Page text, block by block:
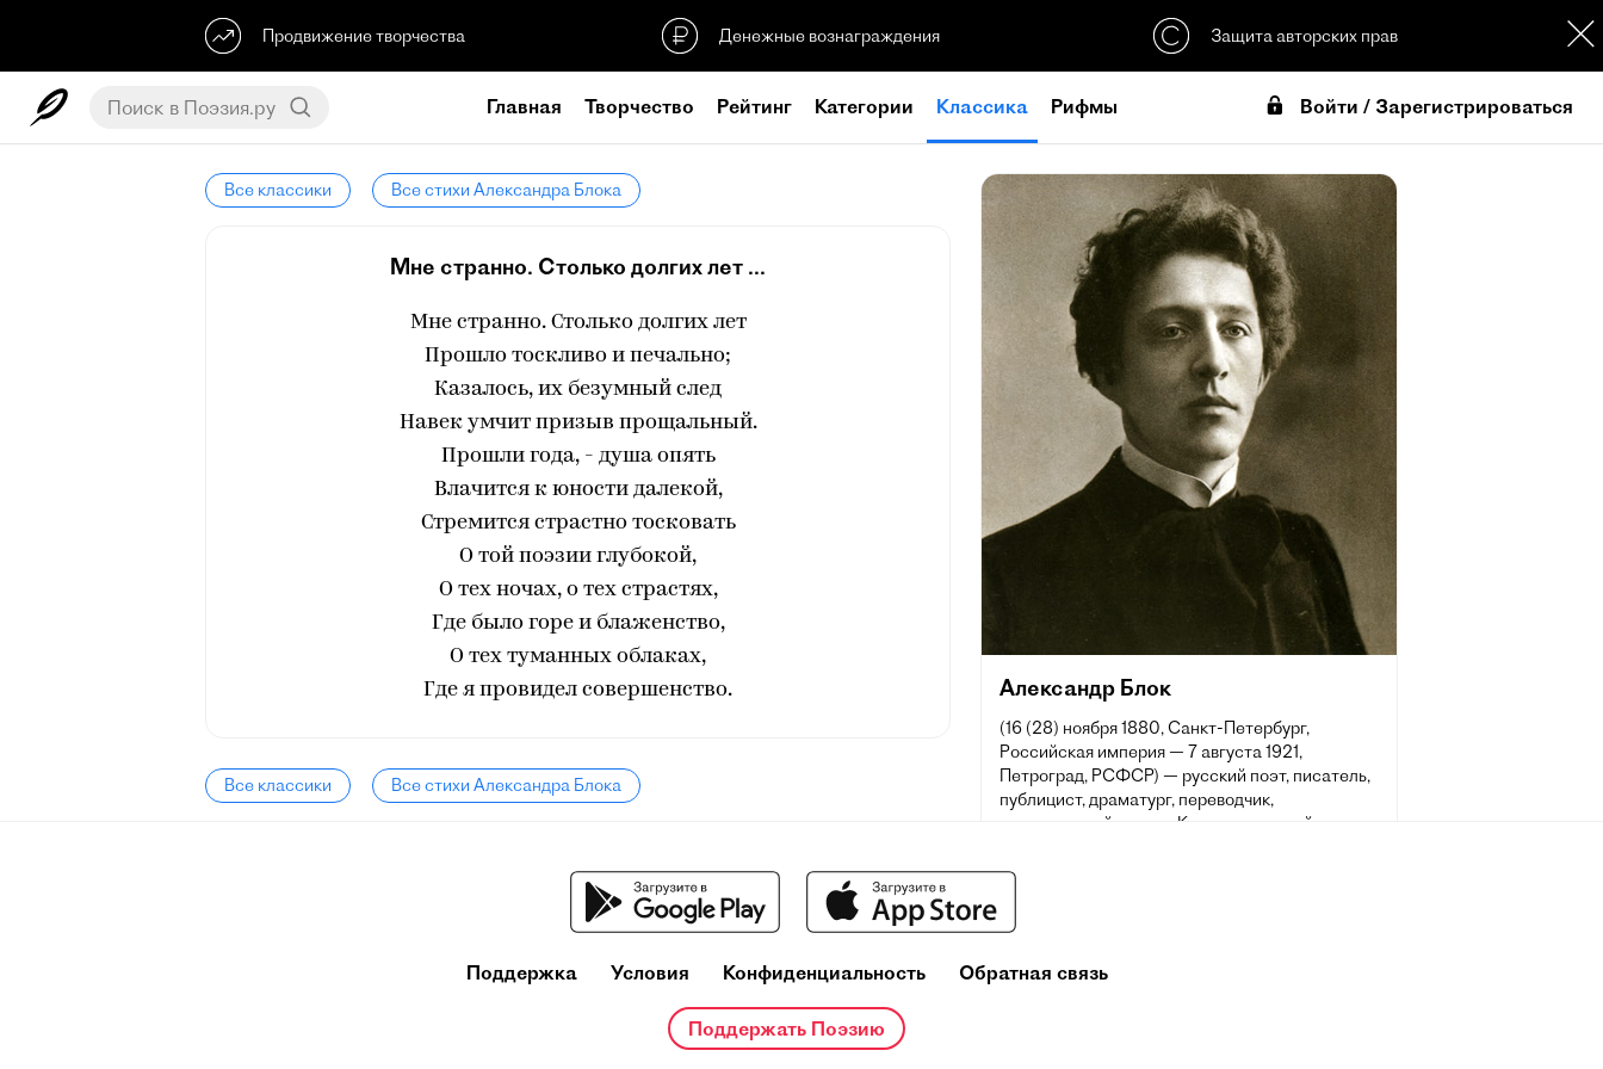
Продвижение творчества Денежные вознаграждения Защита авторских прав
Главная Творчество Рейтинг Категории Классика Рифмы Войти / Зарегистрироваться
Все классики Все стихи Александра Блока
Мне странно. Столько долгих лет ...
Мне странно. Столько долгих лет
Прошло тоскливо и печально;
Казалось, их безумный след
Навек умчит призыв прощальный.
Прошли года, - душа опять
Влачится к юности далекой,
Стремится страстно тосковать
О той поэзии глубокой,
О тех ночах, о тех страстях,
Где было горе и блаженство,
О тех туманных облаках,
Где я провидел совершенство.
Все классики Все стихи Александра Блока
Александр Блок
(16 (28) ноября 1880, Санкт-Петербург,
Российская империя — 7 августа 1921,
Петроград, РСФСР) — русский поэт, писатель,
публицист, драматург, переводчик,
литературный критик. Классик русской
представителей русского символизма.
Поддержка Условия Конфиденциальность Обратная связь
Поддержать Поэзию